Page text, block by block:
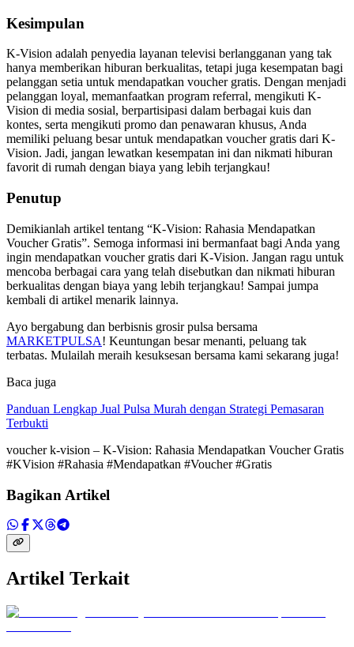
Kesimpulan
K-Vision adalah penyedia layanan televisi berlangganan yang tak
hanya memberikan hiburan berkualitas, tetapi juga kesempatan bagi
pelanggan setia untuk mendapatkan voucher gratis. Dengan menjadi
pelanggan loyal, memanfaatkan program referral, mengikuti K-
Vision di media sosial, berpartisipasi dalam berbagai kuis dan
kontes, serta mengikuti promo dan penawaran khusus, Anda
memiliki peluang besar untuk mendapatkan voucher gratis dari K-
Vision. Jadi, jangan lewatkan kesempatan ini dan nikmati hiburan
favorit di rumah dengan biaya yang lebih terjangkau!
Penutup
Demikianlah artikel tentang “K-Vision: Rahasia Mendapatkan
Voucher Gratis”. Semoga informasi ini bermanfaat bagi Anda yang
ingin mendapatkan voucher gratis dari K-Vision. Jangan ragu untuk
mencoba berbagai cara yang telah disebutkan dan nikmati hiburan
berkualitas dengan biaya yang lebih terjangkau! Sampai jumpa
kembali di artikel menarik lainnya.
Ayo bergabung dan berbisnis grosir pulsa bersama
MARKETPULSA! Keuntungan besar menanti, peluang tak
terbatas. Mulailah meraih kesuksesan bersama kami sekarang juga!
Baca juga
Panduan Lengkap Jual Pulsa Murah dengan Strategi Pemasaran
Terbukti
voucher k-vision – K-Vision: Rahasia Mendapatkan Voucher Gratis
#KVision #Rahasia #Mendapatkan #Voucher #Gratis
Bagikan Artikel
Artikel Terkait